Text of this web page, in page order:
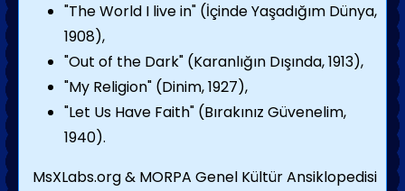
"The World I live in" (İçinde Yaşadığım Dünya,
1908),
"Out of the Dark" (Karanlığın Dışında, 1913),
"My Religion" (Dinim, 1927),
"Let Us Have Faith" (Bırakınız Güvenelim,
1940).
MsXLabs.org & MORPA Genel Kültür Ansiklopedisi